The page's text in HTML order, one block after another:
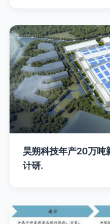
昊朔科技年产20万吨
计研.